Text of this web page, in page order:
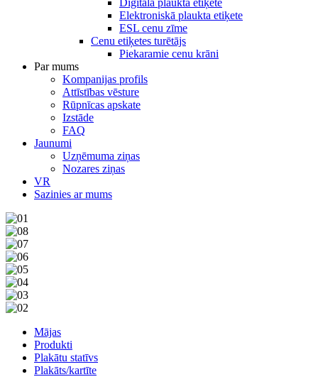
Digitālā plaukta etiķete
Elektroniskā plaukta etiķete
ESL cenu zīme
Cenu etiķetes turētājs
Piekaramie cenu krāni
Par mums
Kompanijas profils
Attīstības vēsture
Rūpnīcas apskate
Izstāde
FAQ
Jaunumi
Uzņēmuma ziņas
Nozares ziņas
VR
Sazinies ar mums
Mājas
Produkti
Plakātu statīvs
Plakāts/kartīte